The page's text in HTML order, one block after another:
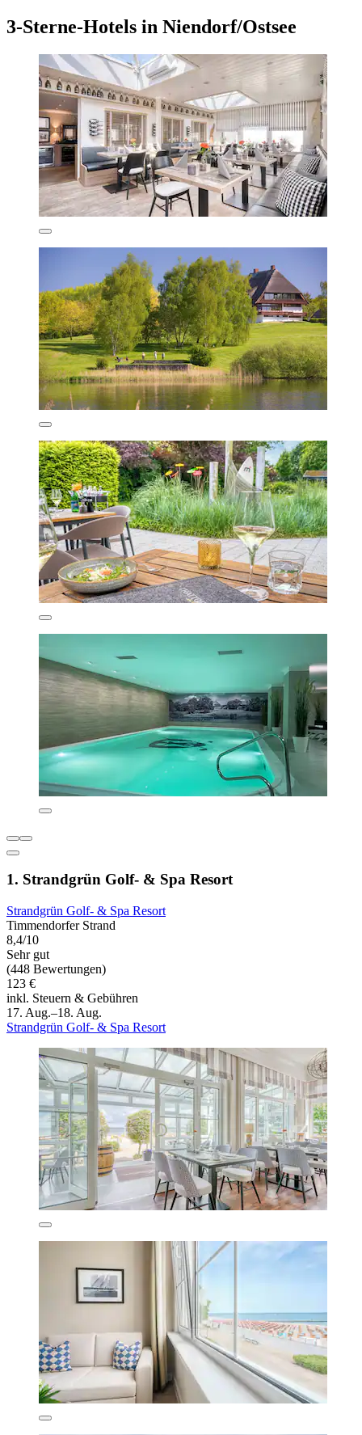
3-Sterne-Hotels in Niendorf/Ostsee
1. Strandgrün Golf- & Spa Resort
Strandgrün Golf- & Spa Resort
Timmendorfer Strand
8,4/10
Sehr gut
(448 Bewertungen)
123 €
inkl. Steuern & Gebühren
17. Aug.–18. Aug.
Strandgrün Golf- & Spa Resort